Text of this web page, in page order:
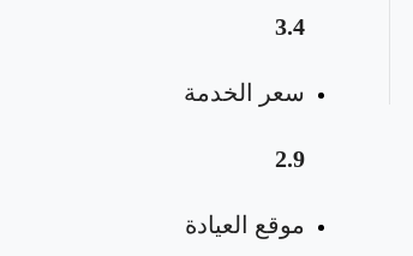
3.4
سعر الخدمة
2.9
موقع العيادة